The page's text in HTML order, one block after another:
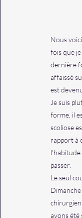
Nous
fois que je
dernière
affaissé
est
Je suis
forme, il
scoliose
rapport à
l'habitude
passer.
Le seul
chirurgien
avons été